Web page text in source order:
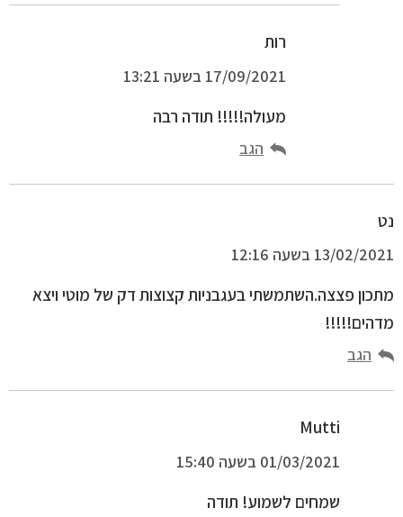
רות
17/09/2021 בשעה 13:21
מעולה!!!!! תודה רבה
הגב
נט
13/02/2021 בשעה 12:16
מתכון פצצה.השתמשתי בעגבניות קצוצות דק של מוטי ויצא
מדהים!!!!!
הגב
Mutti
01/03/2021 בשעה 15:40
שמחים לשמוע! תודה